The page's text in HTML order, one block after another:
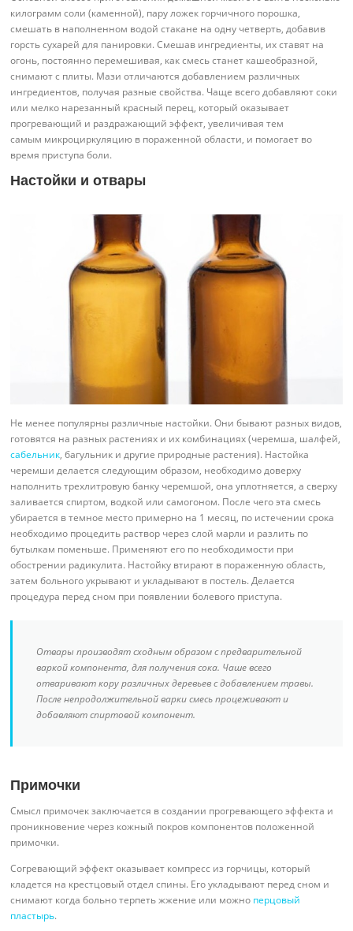
килограмм соли (каменной), пару ложек горчичного порошка,
смешать в наполненном водой стакане на одну четверть, добавив
горсть сухарей для панировки. Смешав ингредиенты, их ставят на
огонь, постоянно перемешивая, как смесь станет кашеобразной,
снимают с плиты. Мази отличаются добавлением различных
ингредиентов, получая разные свойства. Чаще всего добавляют соки
или мелко нарезанный красный перец, который оказывает
прогревающий и раздражающий эффект, увеличивая тем
самым микроциркуляцию в пораженной области, и помогает во
время приступа боли.
Настойки и отвары
Не менее популярны различные настойки. Они бывают разных видов,
готовятся на разных растениях и их комбинациях (черемша, шалфей,
сабельник, багульник и другие природные растения). Настойка
черемши делается следующим образом, необходимо доверху
наполнить трехлитровую банку черемшой, она уплотняется, а сверху
заливается спиртом, водкой или самогоном. После чего эта смесь
убирается в темное место примерно на 1 месяц, по истечении срока
необходимо процедить раствор через слой марли и разлить по
бутылкам поменьше. Применяют его по необходимости при
обострении радикулита. Настойку втирают в пораженную область,
затем больного укрывают и укладывают в постель. Делается
процедура перед сном при появлении болевого приступа.
Отвары производят сходным образом с предварительной
варкой компонента, для получения сока. Чаше всего
отваривают кору различных деревьев с добавлением травы.
После непродолжительной варки смесь процеживают и
добавляют спиртовой компонент.
Примочки
Смысл примочек заключается в создании прогревающего эффекта и
проникновение через кожный покров компонентов положенной
примочки.
Согревающий эффект оказывает компресс из горчицы, который
кладется на крестцовый отдел спины. Его укладывают перед сном и
снимают когда больно терпеть жжение или можно перцовый
пластырь.